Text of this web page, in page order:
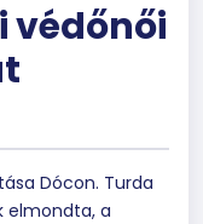
védőnői
Dócon. Turda
elmondta, a